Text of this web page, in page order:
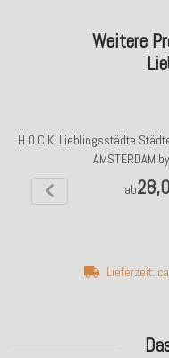
Weitere
H.O.C.K. Lieblingsstädte
AMSTERDAM
ab
Lieferzeit: